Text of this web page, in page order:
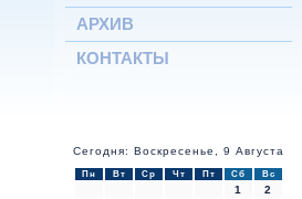
АРХИВ
КОНТАКТЫ
Сегодня: Воскресенье, 9 Августа
Пн Вт Ср Чт Пт Сб Вс
1
2